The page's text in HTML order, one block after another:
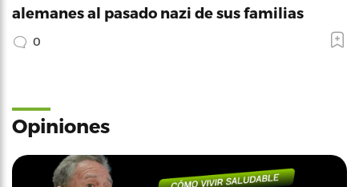
alemanes al pasado nazi de sus familias
0
Opiniones